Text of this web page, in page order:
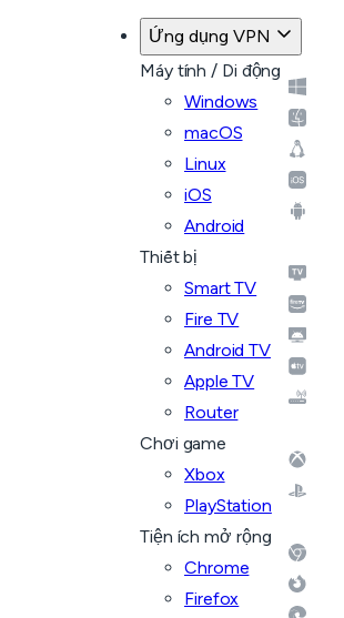
Ứng dụng VPN
Máy tính / Di động
Windows
macOS
Linux
iOS
Android
Thiết bị
Smart TV
Fire TV
Android TV
Apple TV
Router
Chơi game
Xbox
PlayStation
Tiện ích mở rộng
Chrome
Firefox